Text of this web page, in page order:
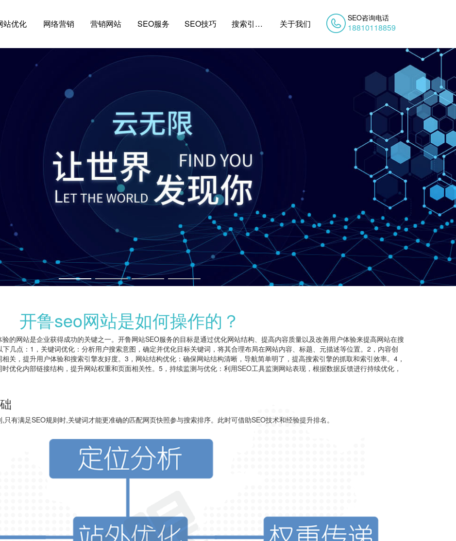
站优化 网络营销 营销网站 SEO服务 SEO技巧 搜索引擎优化 关于我们
SEO咨询电话
18810118859
开鲁seo网站是如何操作的？
的网站是企业获得成功的关键之一。开鲁网站SEO服务的目标是通过优化网站结构、提高内容质量以及改善用户体验来提高网站在搜
几点：1，关键词优化：分析用户搜索意图，确定并优化目标关键词，将其合理布局在网站内容、标题、元描述等位置。2，内容创
关，提升用户体验和搜索引擎友好度。3，网站结构优化：确保网站结构清晰，导航简单明了，提高搜索引擎的抓取和索引效率。4，
优化内部链接结构，提升网站权重和页面相关性。5，持续监测与优化：利用SEO工具监测网站表现，根据数据反馈进行持续优化，
有满足SEO规则时,关键词才能更准确的匹配网页快照参与搜索排序。此时可借助SEO技术和经验提升排名。